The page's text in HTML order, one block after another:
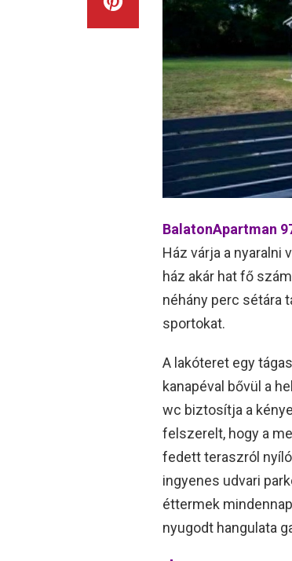
BalatonApartman
Ház várja a
ház akár hat fő
néhány perc sétára
sportokat.
A lakóteret egy
kanapéval bővül a
wc biztosítja a
felszerelt, hogy a
fedett teraszról
ingyenes udvari
éttermek
nyugodt hangulata